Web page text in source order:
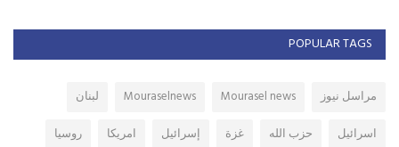
POPULAR TAGS
مراسل نيوز Mourasel news
Mouraselnews
لبنان
اسرائيل
حزب الله غزة إسرائيل امريكا
روسيا